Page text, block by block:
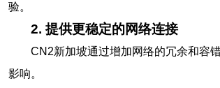
验。
2. 提供更稳定的网络连接
CN2新加坡通过增加网络的冗余和容
影响。